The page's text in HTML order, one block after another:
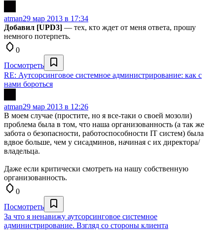
atman29 мар 2013 в 17:34
Добавил [UPD3] — тех, кто ждет от меня ответа, прошу
немного потерпеть.
0
Посмотреть
RE: Аутсорсинговое системное администрирование: как с
нами бороться
atman29 мар 2013 в 12:26
В моем случае (простите, но я все-таки о своей мозоли)
проблема была в том, что наша организованность (а так же
забота о безопасности, работоспособности IT систем) была
вдвое больше, чем у сисадминов, начиная с их директора/
владельца.
Даже если критически смотреть на нашу собственную
организованность.
0
Посмотреть
За что я ненавижу аутсорсинговое системное
администрирование. Взгляд со стороны клиента